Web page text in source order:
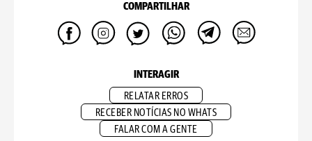
COMPARTILHAR
INTERAGIR
RELATAR ERROS
RECEBER NOTÍCIAS NO WHATS
FALAR COM A GENTE